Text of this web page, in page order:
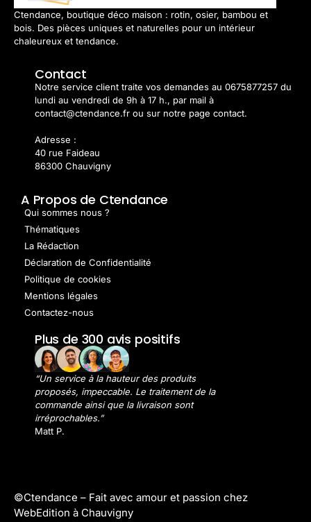
Ctendance, boutique déco maison : rotin, osier, bambou et
bois. Des pièces uniques et naturelles pour un intérieur
chaleureux et tendance.
Contact
Notre service client traite vos demandes au 0675877257 du
lundi au vendredi de 9h à 17 h., par mail à
contact@ctendance.fr ou sur notre page contact.
Adresse :
40 rue Faideau
86300 Chauvigny
A Propos de Ctendance
Qui sommes nous ?
Thématiques
La Rédaction
Déclaration de Confidentialité
Politique de cookies
Mentions légales
Contactez-nous
Plus de 300 avis positifs
“Un service à la hauteur des produits
proposés, impeccable. Le traitement de la
commande ainsi que la livraison sont
irréprochables.”
Matt P.
©Ctendance – Fait avec amour et passion chez
WebEdition à Chauvigny